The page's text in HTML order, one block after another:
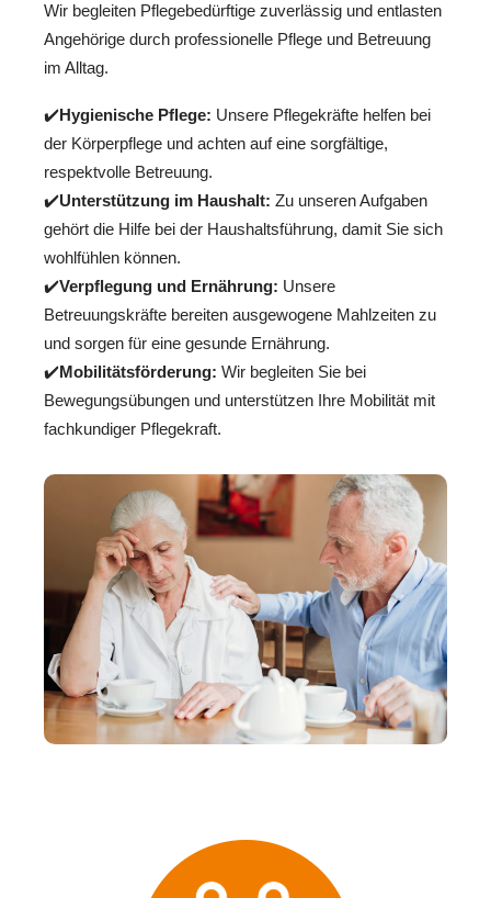
Wir begleiten Pflegebedürftige zuverlässig und entlasten
Angehörige durch professionelle Pflege und Betreuung
im Alltag.
✔️Hygienische Pflege: Unsere Pflegekräfte helfen bei
der Körperpflege und achten auf eine sorgfältige,
respektvolle Betreuung.
✔️Unterstützung im Haushalt: Zu unseren Aufgaben
gehört die Hilfe bei der Haushaltsführung, damit Sie sich
wohlfühlen können.
✔️Verpflegung und Ernährung: Unsere
Betreuungskräfte bereiten ausgewogene Mahlzeiten zu
und sorgen für eine gesunde Ernährung.
✔️Mobilitätsförderung: Wir begleiten Sie bei
Bewegungsübungen und unterstützen Ihre Mobilität mit
fachkundiger Pflegekraft.